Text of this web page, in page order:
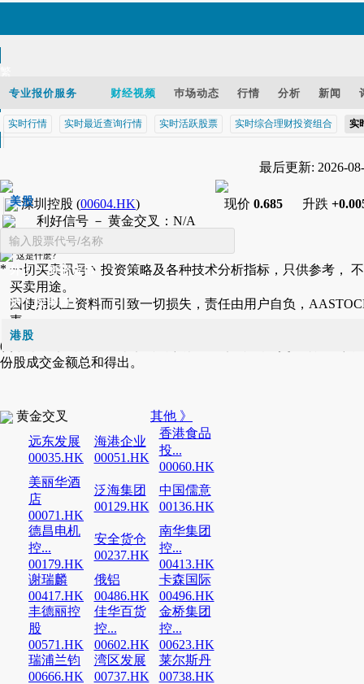
EN
美股
基金
外汇丶加密货币
沪丶深港通
港股
专业报价服务 财经视频 巿场动态 行情 分析 新闻
实时行情 实时最近查询行情 实时活跃股票 实时综合理财投资组合 实
最后更新: 2026-
深圳控股 (00604.HK) 现价 0.685 升跌
利好信号 － 黄金交叉 ： N/A
这是什麽?
* 一切买卖讯号丶投资策略及各种技术分析指标，只供参考，
买卖用途。
因使用以上资料而引致一切损失，责任由用户自负，
责。
(1) 除恒生指数和创业板指数，其他香港指数之成交金额皆由其
份股成交金额总和得出。
黄金交叉
其他 》
远东发展
00035.HK
海港企业
00051.HK
香港食品
投...
00060.HK
美丽华酒
店
00071.HK
泛海集团
00129.HK
中国儒意
00136.HK
德昌电机
控...
00179.HK
安全货仓
00237.HK
南华集团
控...
00413.HK
谢瑞麟
00417.HK
俄铝
00486.HK
卡森国际
00496.HK
丰德丽控
股
00571.HK
佳华百货
控...
00602.HK
金桥集团
控...
00623.HK
瑞浦兰钧
00666.HK
湾区发展
00737.HK
莱尔斯丹
00738.HK